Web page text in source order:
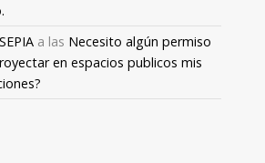
a las Necesito algún permiso
en espacios publicos mis